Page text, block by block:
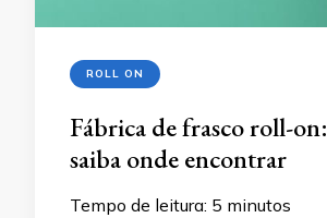
ROLL ON
Fábrica de frasco roll-on:
saiba onde encontrar
Tempo de leitura: 5 minutos